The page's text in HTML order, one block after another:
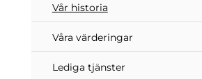
Vår historia
Våra värderingar
Lediga tjänster